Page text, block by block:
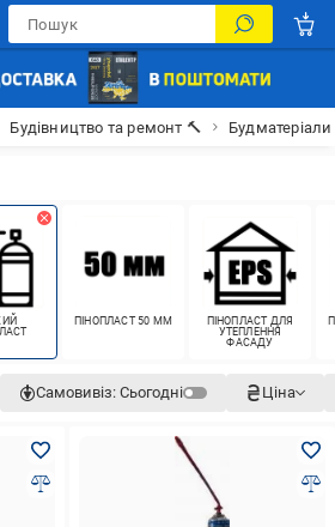
Будівництво та ремонт 🔨 Будматеріали
ПІНОПЛАСТ 50 ММ
ПІНОПЛАСТ ДЛЯ
УТЕПЛЕННЯ
ФАСАДУ
Самовивіз: Сьогодні Ціна